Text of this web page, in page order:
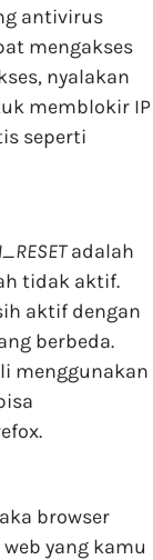
antivirus
mengakses
nyalakan
memblokir IP
seperti
adalah
tidak aktif.
aktif dengan
berbeda.
menggunakan
browser
yang kamu